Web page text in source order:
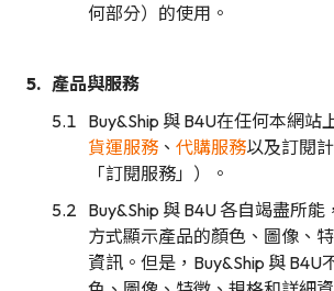
何部分）的使用。
產品與服務
Buy&Ship 與 B4U在任何本網站
貨運服務 、 代購服務以及訂閱
「訂閱服務」）。
Buy&Ship 與 B4U 各自竭盡所
方式顯示產品的顏色、圖像、
資訊。但是，Buy&Ship 與 B4U